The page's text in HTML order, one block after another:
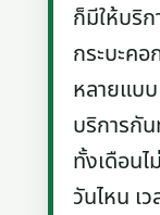
ก็มีให้บริ
กระบะคอ
หลายแบบ
บริการกั
ทั้งเดือน
วันไหน เ